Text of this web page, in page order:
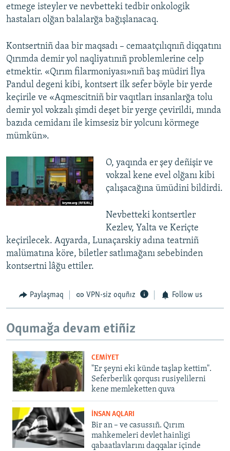
etmege isteyler ve nevbetteki tedbir onkologik
hastaları olğan balalarğa bağışlanacaq.
Kontsertniñ daa bir maqsadı – cemaatçılıqnıñ diqqatını
Qırımda demir yol naqliyatınıñ problemlerine celp
etmektir. «Qırım filarmoniyası»nıñ baş müdiri İlya
Pandul degeni kibi, kontsert ilk sefer böyle bir yerde
keçirile ve «Aqmescitniñ bir vaqıtları insanlarğa tolu
demir yol vokzalı şimdi deşet bir yerge çevirildi, mında
bazıda cemidanı ile kimsesiz bir yolcunı körmege
mümkün».
O, yaqında er şey deñişir ve
vokzal kene evel olğanı kibi
çalışacağına ümüdini bildirdi.
Nevbetteki kontsertler
Kezlev, Yalta ve Keriçte
keçirilecek. Aqyarda, Lunaçarskiy adına teatrniñ
malümatına köre, biletler satlımağanı sebebinden
kontsertni lâğu ettiler.
Paylaşmaq VPN-siz oquñız Follow us
Oqumağa devam etiñiz
CEMİYET
"Er şeyni eki künde taşlap kettim".
Seferberlik qorqusı rusiyelilerni
kene memleketten quva
İNSAN AQLARI
Bir an – ve casussıñ. Qırım
mahkemeleri devlet hainligi
qabaatlavlarını daqqalar içinde